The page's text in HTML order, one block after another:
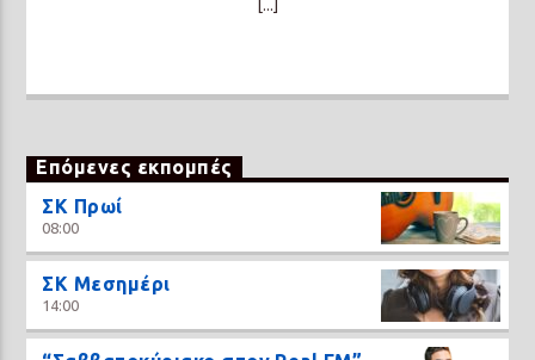
[...]
Επόμενες εκπομπές
ΣΚ Πρωί
08:00
ΣΚ Μεσημέρι
14:00